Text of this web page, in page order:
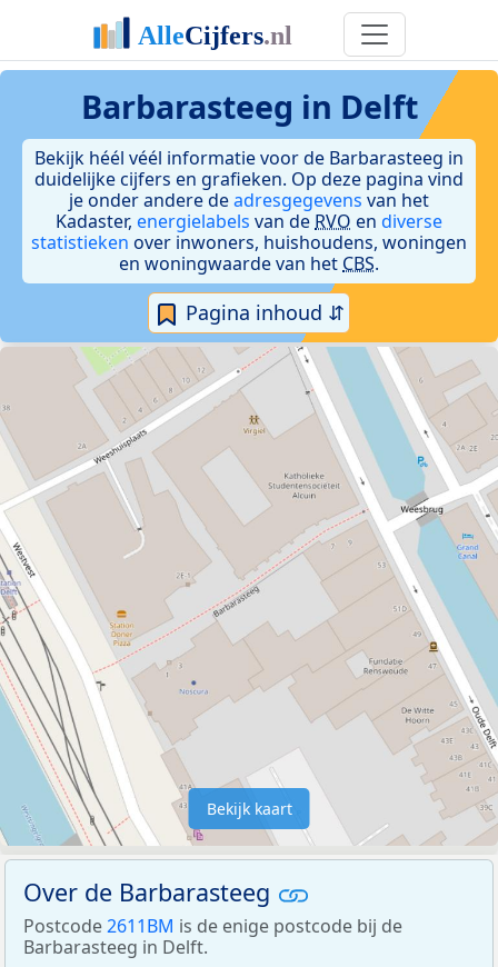
Barbarasteeg in Delft
Bekijk héél véél informatie voor de Barbarasteeg in
duidelijke cijfers en grafieken. Op deze pagina vind
je onder andere deadresgegevens van het
Kadaster, energielabels van de RVO en diverse
statistieken over inwoners, huishoudens, woningen
en woningwaarde van het CBS.
Pagina inhoud ⇵
Bekijk kaart
Over de Barbarasteeg
Postcode2611BM is de enige postcode bij de
Barbarasteeg in Delft.